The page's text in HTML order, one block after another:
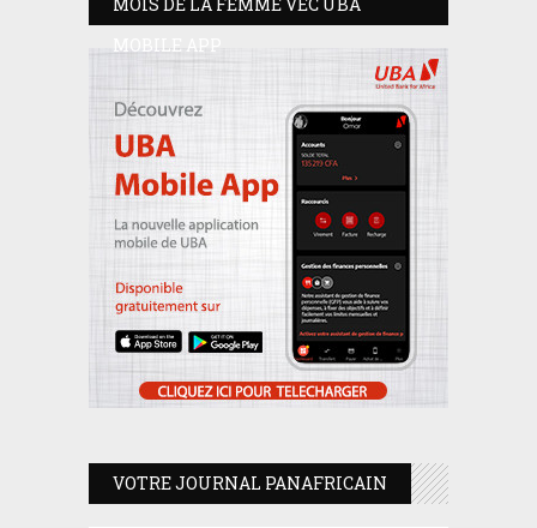
MOIS DE LA FEMME VEC UBA
MOBILE APP
VOTRE JOURNAL PANAFRICAIN